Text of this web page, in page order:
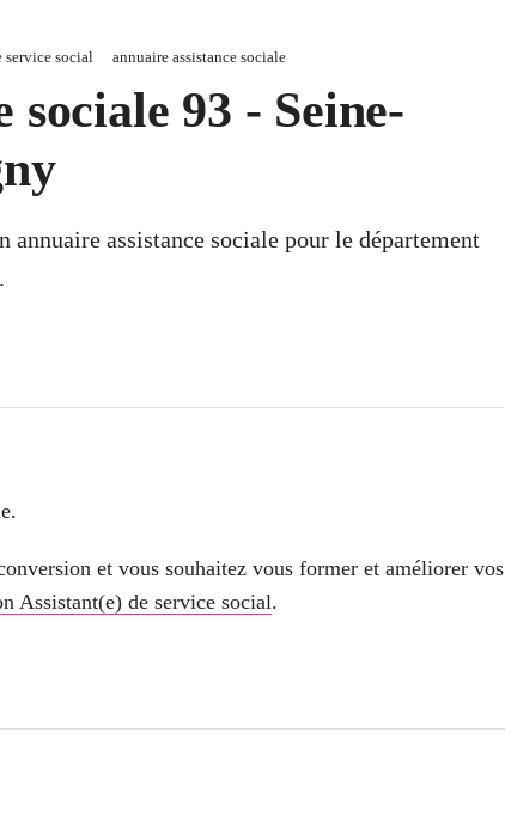
service social annuaire assistance sociale
sociale 93 - Seine-
assistance sociale pour le département
et vous souhaitez vous former et améliorer vos
Assistant(e) de service social.